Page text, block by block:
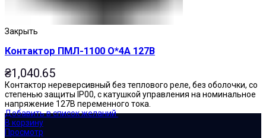
Закрыть
Контактор ПМЛ-1100 О*4А 127В
₴1,040.65
Контактор нереверсивный без теплового реле, без оболочки, со
степенью защиты IP00, с катушкой управления на номинальное
напряжение 127В переменного тока.
Добавить в список желаний
В корзину
Просмотр